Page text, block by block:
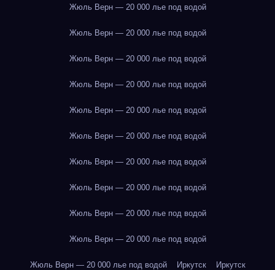
Жюль Верн — 20 000 лье под водой
Жюль Верн — 20 000 лье под водой
Жюль Верн — 20 000 лье под водой
Жюль Верн — 20 000 лье под водой
Жюль Верн — 20 000 лье под водой
Жюль Верн — 20 000 лье под водой
Жюль Верн — 20 000 лье под водой
Жюль Верн — 20 000 лье под водой
Жюль Верн — 20 000 лье под водой
Жюль Верн — 20 000 лье под водой
Жюль Верн — 20 000 лье под водой Иркутск Иркутск